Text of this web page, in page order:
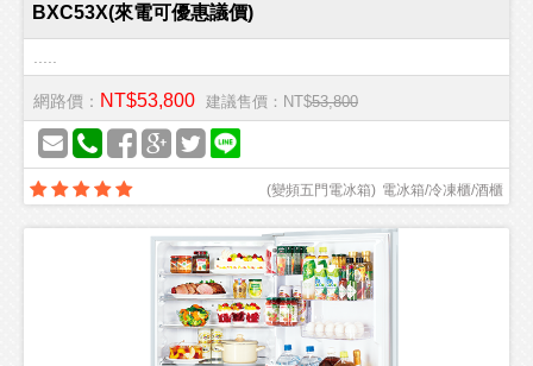
BXC53X(來電可優惠議價)
網路價： NT$53,800 建議售價：NT$53,800
電冰箱/冷凍櫃/酒櫃
(變頻五門電冰箱)